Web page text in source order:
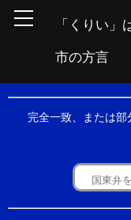
「くりい」
市の方言
完全一致、または